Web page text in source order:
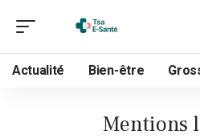
Actualité Bien-être
Mentions